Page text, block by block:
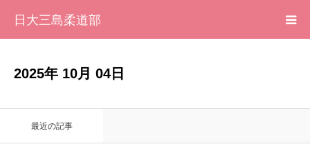
日大三島柔道部
2025年 10月 04日
最近の記事